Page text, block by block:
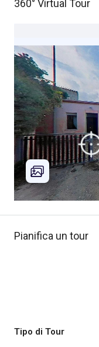
360° Virtual Tour
Pianifica un tour
Tipo di Tour